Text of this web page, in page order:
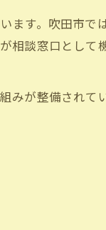
ます。吹田市で
相談窓口として
みが整備されて